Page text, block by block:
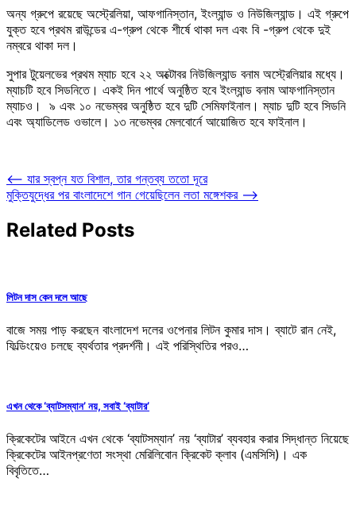
অন্য গ্রুপে রয়েছে অস্ট্রেলিয়া, আফগানিস্তান, ইংল্যান্ড ও নিউজিল্যান্ড। এই গ্রুপে
যুক্ত হবে প্রথম রাউন্ডের এ-গ্রুপ থেকে শীর্ষে থাকা দল এবং বি -গ্রুপ থেকে দুই
নম্বরে থাকা দল।
সুপার টুয়েলভের প্রথম ম্যাচ হবে ২২ অক্টোবর নিউজিল্যান্ড বনাম অস্ট্রেলিয়ার মধ্যে।
ম্যাচটি হবে সিডনিতে। একই দিন পার্থে অনুষ্ঠিত হবে ইংল্যান্ড বনাম আফগানিস্তান
ম্যাচও। ৯ এবং ১০ নভেম্বর অনুষ্ঠিত হবে দুটি সেমিফাইনাল। ম্যাচ দুটি হবে সিডনি
এবং অ্যাডিলেড ওভালে। ১৩ নভেম্বর মেলবোর্নে আয়োজিত হবে ফাইনাল।
Post
navigation
⟵ যার স্বপ্ন যত বিশাল, তার গন্তব্য ততো দূরে
মুক্তিযুদ্ধের পর বাংলাদেশে গান গেয়েছিলেন লতা মঙ্গেশকর ⟶
Related Posts
লিটন দাস কেন দলে আছে
বাজে সময় পাড় করছেন বাংলাদেশ দলের ওপেনার লিটন কুমার দাস। ব্যাটে রান নেই,
ফিল্ডিংয়েও চলছে ব্যর্থতার প্রদর্শনী। এই পরিস্থিতির পরও…
এখন থেকে ‘ব্যাটসম্যান’ নয়, সবাই ‘ব্যাটার’
ক্রিকেটের আইনে এখন থেকে ‘ব্যাটসম্যান’ নয় ‘ব্যাটার’ ব্যবহার করার সিদ্ধান্ত নিয়েছে
ক্রিকেটের আইনপ্রণেতা সংস্থা মেরিলিবোন ক্রিকেট ক্লাব (এমসিসি)। এক
বিবৃতিতে…